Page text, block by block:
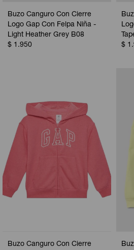
Buzo Canguro Con Cierre
Logo Gap Con Felpa Niña -
Light Heather Grey B08
$ 1.950
$
Buzo Canguro Con Cierre